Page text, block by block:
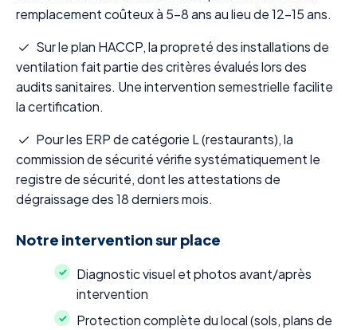
remplacement coûteux à 5-8 ans au lieu de 12-15 ans.
Sur le plan HACCP, la propreté des installations de
ventilation fait partie des critères évalués lors des
audits sanitaires. Une intervention semestrielle facilite
la certification.
Pour les ERP de catégorie L (restaurants), la
commission de sécurité vérifie systématiquement le
registre de sécurité, dont les attestations de
dégraissage des 18 derniers mois.
Notre intervention sur place
Diagnostic visuel et photos avant/après
intervention
Protection complète du local (sols, plans de